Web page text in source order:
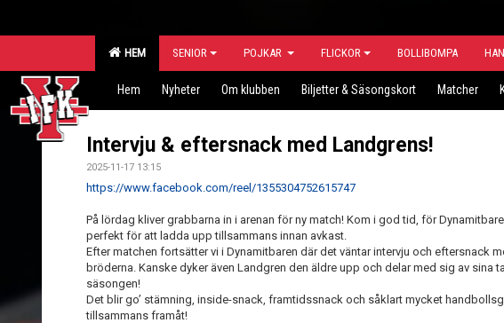
HEM SENIOR POJKAR FLICKOR BOLLIBOMPA
Hem Nyheter Om klubben Biljetter & Säsongskort Matcher
Intervju & eftersnack med Landgrens!
2025-11-17 13:15
https://www.facebook.com/reel/1355304752615747
På lördag kliver grabbarna in i arenan för ny match! Kom i god tid, för
perfekt för att ladda upp tillsammans innan avkast.
Efter matchen fortsätter vi i Dynamitbaren där det väntar intervju och eftersnack
bröderna. Kanske dyker även Landgren den äldre upp och delar med sig av sina
säsongen!
Det blir go’ stämning, inside-snack, framtidssnack och såklart mycket
tillsammans framåt!